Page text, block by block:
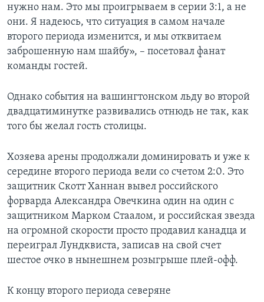
нужно нам. Это мы проигрываем в серии 3:1, а не
они. Я надеюсь, что ситуация в самом начале
второго периода изменится, и мы отквитаем
заброшенную нам шайбу», – посетовал фанат
команды гостей.
Однако события на вашингтонском льду во второй
двадцатиминутке развивались отнюдь не так, как
того бы желал гость столицы.
Хозяева арены продолжали доминировать и уже к
середине второго периода вели со счетом 2:0. Это
защитник Скотт Ханнан вывел российского
форварда Александра Овечкина один на один с
защитником Марком Стаалом, и российская звезда
на огромной скорости просто продавил канадца и
переиграл Лундквиста, записав на свой счет
шестое очко в нынешнем розыгрыше плей-офф.
К концу второго периода северяне